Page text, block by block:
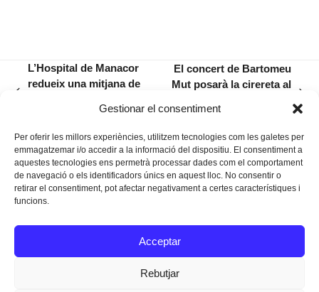
Gestionar el consentiment
Per oferir les millors experiències, utilitzem tecnologies com les galetes per
emmagatzemar i/o accedir a la informació del dispositiu. El consentiment a
aquestes tecnologies ens permetrà processar dades com el comportament
de navegació o els identificadors únics en aquest lloc. No consentir o
retirar el consentiment, pot afectar negativament a certes característiques i
funcions.
Acceptar
Rebutjar
L’Hospital de Manacor
redueix una mitjana de
una operació quirúrgica
post:
El concert de Bartomeu
Mut posarà la cirereta al
l’orgue del Convent
Instagram
Facebook
Twitter
Texts Legals